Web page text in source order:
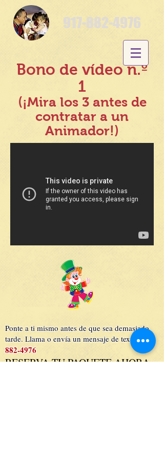
917-882-4976
Bono de vídeo n.º
1
(¡Mira los 3 antes de
contratar a un
Animador!)
Ponte a ti mismo antes de que sea demasiado
tarde. Llama o envía un mensaje de texto
917
882-4976
RESERVA TU PAQUETE AHORA